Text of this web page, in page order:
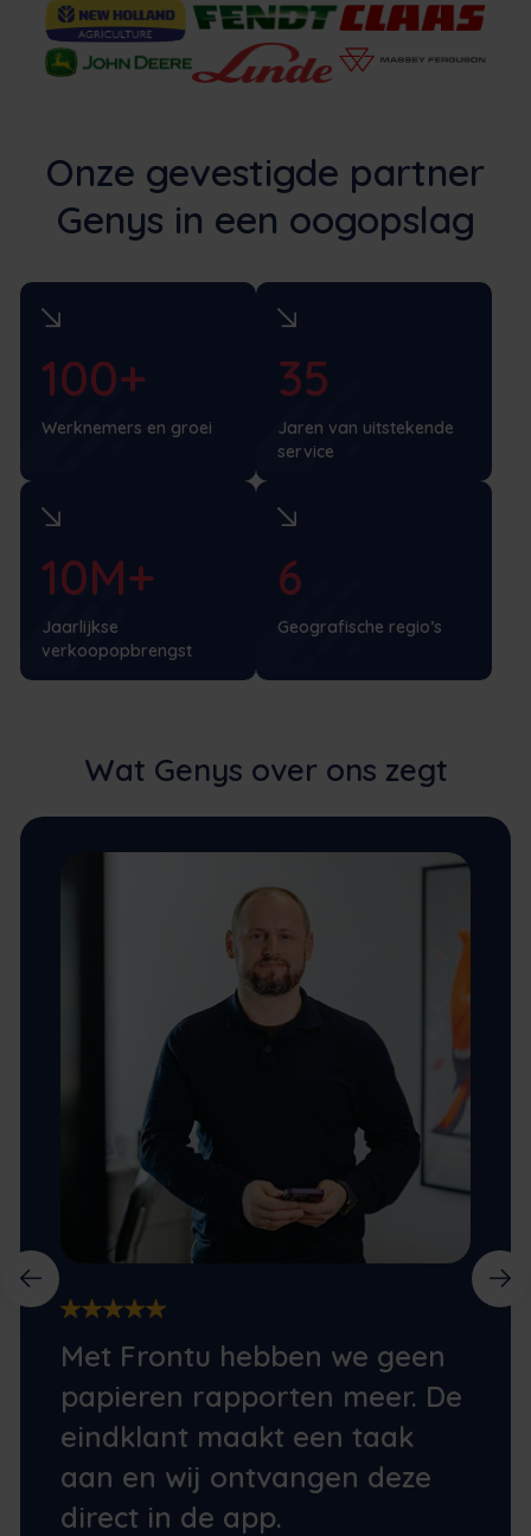
Onze gevestigde partner
Genys in een oogopslag
100+
Werknemers en groei
35
Jaren van uitstekende
service
10M+
Jaarlijkse
verkoopopbrengst
6
Geografische regio’s
Wat Genys over ons zegt
Met Frontu hebben we geen
papieren rapporten meer. De
eindklant maakt een taak
aan en wij ontvangen deze
direct in de app.